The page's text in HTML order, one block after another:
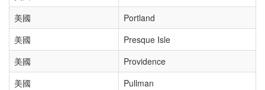
美國
Portland
美國
Presque Isle
美國
Providence
美國
Pullman